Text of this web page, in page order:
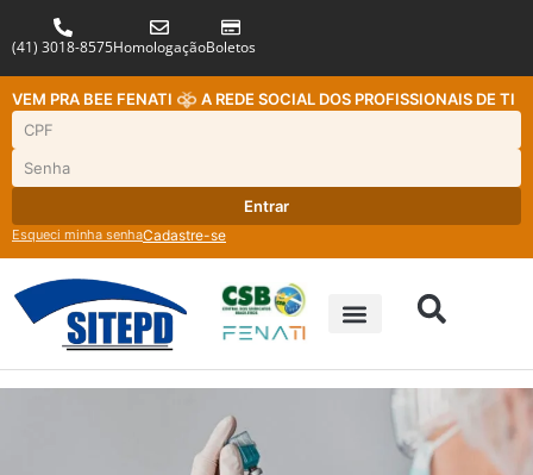
(41) 3018-8575HomologaçãoBoletos
VEM PRA BEE FENATI A REDE SOCIAL DOS PROFISSIONAIS DE TI
Entrar
Esqueci minha senhaCadastre-se